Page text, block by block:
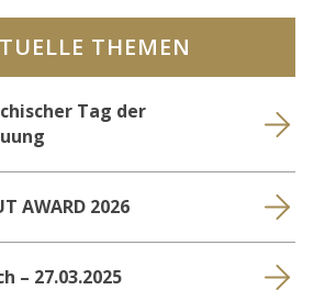
THEMEN
Tag der
AWARD 2026
– 27.03.2025